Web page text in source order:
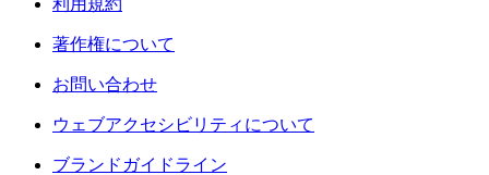
著作権について
お問い合わせ
ウェブアクセシビリティについて
ブランドガイドライン